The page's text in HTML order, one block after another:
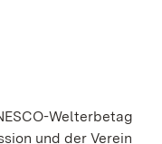
Welterbetag
und der Verein